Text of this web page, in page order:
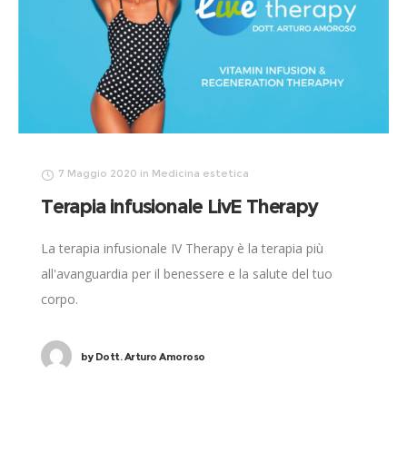
7 Maggio 2020 in Medicina estetica
Terapia infusionale LivE Therapy
La terapia infusionale IV Therapy è la terapia più
all'avanguardia per il benessere e la salute del tuo
corpo.
byDott. Arturo Amoroso